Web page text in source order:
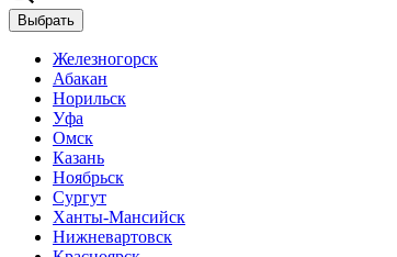
Выбрать
Железногорск
Абакан
Норильск
Уфа
Омск
Казань
Ноябрьск
Сургут
Ханты-Мансийск
Нижневартовск